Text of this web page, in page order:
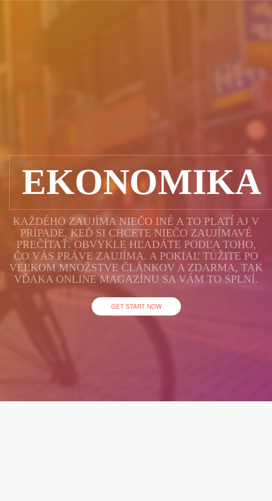
EKONOMIKA
KAŽDÉHO ZAUJÍMA NIEČO INÉ A TO PLATÍ AJ V
PRÍPADE, KEĎ SI CHCETE NIEČO ZAUJÍMAVÉ
PREČÍTAŤ. OBVYKLE HĽADÁTE PODĽA TOHO,
ČO VÁS PRÁVE ZAUJÍMA. A POKIAĽ TÚŽITE PO
VEĽKOM MNOŽSTVE ČLÁNKOV A ZDARMA, TAK
VĎAKA ONLINE MAGAZÍNU SA VÁM TO SPLNÍ.
GET START NOW